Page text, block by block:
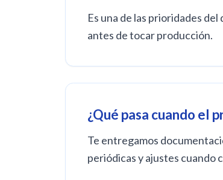
Es una de las prioridades
antes de tocar producción.
¿Qué pasa cuando el
Te entregamos
periódicas y ajustes cuando